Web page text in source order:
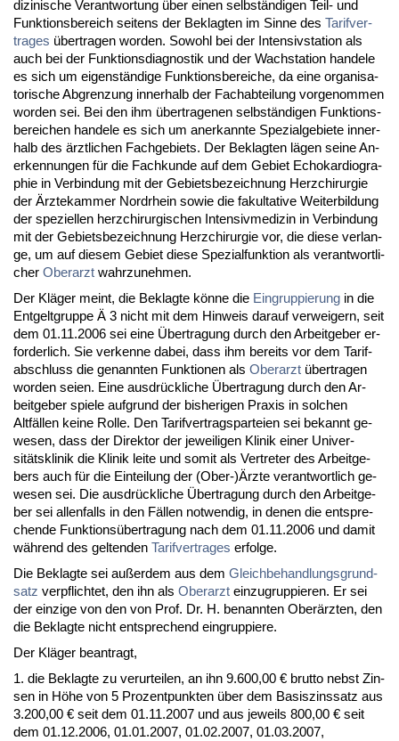
di­zi­ni­sche Ver­ant­wor­tung über ei­nen selbständi­gen Teil- und
Funk­ti­ons­be­reich sei­tens der Be­klag­ten im Sin­ne des Ta­rif­ver­
tra­ges über­tra­gen wor­den. So­wohl bei der In­ten­siv­sta­ti­on als
auch bei der Funk­ti­ons­dia­gnos­tik und der Wach­sta­ti­on han­de­le
es sich um ei­genständi­ge Funk­ti­ons­be­rei­che, da ei­ne or­ga­ni­sa­
to­ri­sche Ab­gren­zung in­ner­halb der Fach­ab­tei­lung vor­ge­nom­men
wor­den sei. Bei den ihm über­tra­ge­nen selbständi­gen Funk­ti­ons­
be­rei­chen han­de­le es sich um an­er­kann­te Spe­zi­al­ge­bie­te in­ner­
halb des ärzt­li­chen Fach­ge­biets. Der Be­klag­ten lägen sei­ne An­
er­ken­nun­gen für die Fach­kun­de auf dem Ge­biet Echo­kar­dio­gra­
phie in Ver­bin­dung mit der Ge­biets­be­zeich­nung Herz­chir­ur­gie
der Ärz­te­kam­mer Nord­rhein so­wie die fa­kul­ta­ti­ve Wei­ter­bil­dung
der spe­zi­el­len herz­chir­ur­gi­schen In­ten­siv­me­di­zin in Ver­bin­dung
mit der Ge­biets­be­zeich­nung Herz­chir­ur­gie vor, die die­se ver­lan­
ge, um auf die­sem Ge­biet die­se Spe­zi­al­funk­ti­on als ver­ant­wort­li­
cher Ober­arzt wahr­zu­neh­men.
Der Kläger meint, die Be­klag­te könne die Ein­grup­pie­rung in die
Ent­gelt­grup­pe Ä 3 nicht mit dem Hin­weis dar­auf ver­wei­gern, seit
dem 01.11.2006 sei ei­ne Über­tra­gung durch den Ar­beit­ge­ber er­
for­der­lich. Sie ver­ken­ne da­bei, dass ihm be­reits vor dem Ta­rif­
ab­schluss die ge­nann­ten Funk­tio­nen als Ober­arzt über­tra­gen
wor­den sei­en. Ei­ne aus­drück­li­che Über­tra­gung durch den Ar­
beit­ge­ber spie­le auf­grund der bis­he­ri­gen Pra­xis in sol­chen
Altfällen kei­ne Rol­le. Den Ta­rif­ver­trags­par­tei­en sei be­kannt ge­
we­sen, dass der Di­rek­tor der je­wei­li­gen Kli­nik ei­ner Uni­ver­
sitätskli­nik die Kli­nik lei­te und so­mit als Ver­tre­ter des Ar­beit­ge­
bers auch für die Ein­tei­lung der (Ober-)Ärz­te ver­ant­wort­lich ge­
we­sen sei. Die aus­drück­li­che Über­tra­gung durch den Ar­beit­ge­
ber sei al­len­falls in den Fällen not­wen­dig, in de­nen die ent­spre­
chen­de Funk­ti­onsüber­tra­gung nach dem 01.11.2006 und da­mit
während des gel­ten­den Ta­rif­ver­tra­ges er­fol­ge.
Die Be­klag­te sei außer­dem aus dem Gleich­be­hand­lungs­grund­
satz ver­pflich­tet, den ihn als Ober­arzt ein­zu­grup­pie­ren. Er sei
der ein­zi­ge von den von Prof. Dr. H. be­nann­ten Oberärz­ten, den
die Be­klag­te nicht ent­spre­chend ein­grup­pie­re.
Der Kläger be­an­tragt,
1. die Be­klag­te zu ver­ur­tei­len, an ihn 9.600,00 € brut­to nebst Zin­
sen in Höhe von 5 Pro­zent­punk­ten über dem Ba­sis­zins­satz aus
3.200,00 € seit dem 01.11.2007 und aus je­weils 800,00 € seit
dem 01.12.2006, 01.01.2007, 01.02.2007, 01.03.2007,